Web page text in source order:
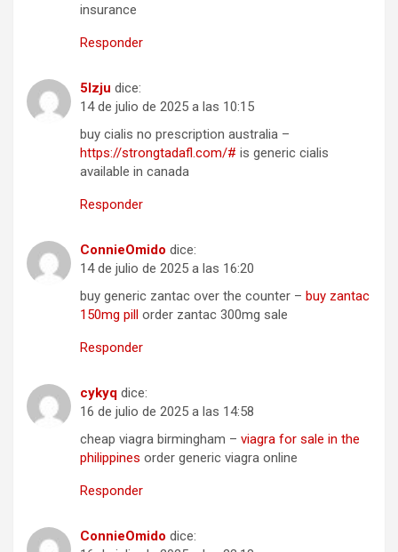
insurance
Responder
5lzju dice:
14 de julio de 2025 a las 10:15
buy cialis no prescription australia –
https://strongtadafl.com/# is generic cialis
available in canada
Responder
ConnieOmido dice:
14 de julio de 2025 a las 16:20
buy generic zantac over the counter – buy zantac
150mg pill order zantac 300mg sale
Responder
cykyq dice:
16 de julio de 2025 a las 14:58
cheap viagra birmingham – viagra for sale in the
philippines order generic viagra online
Responder
ConnieOmido dice: